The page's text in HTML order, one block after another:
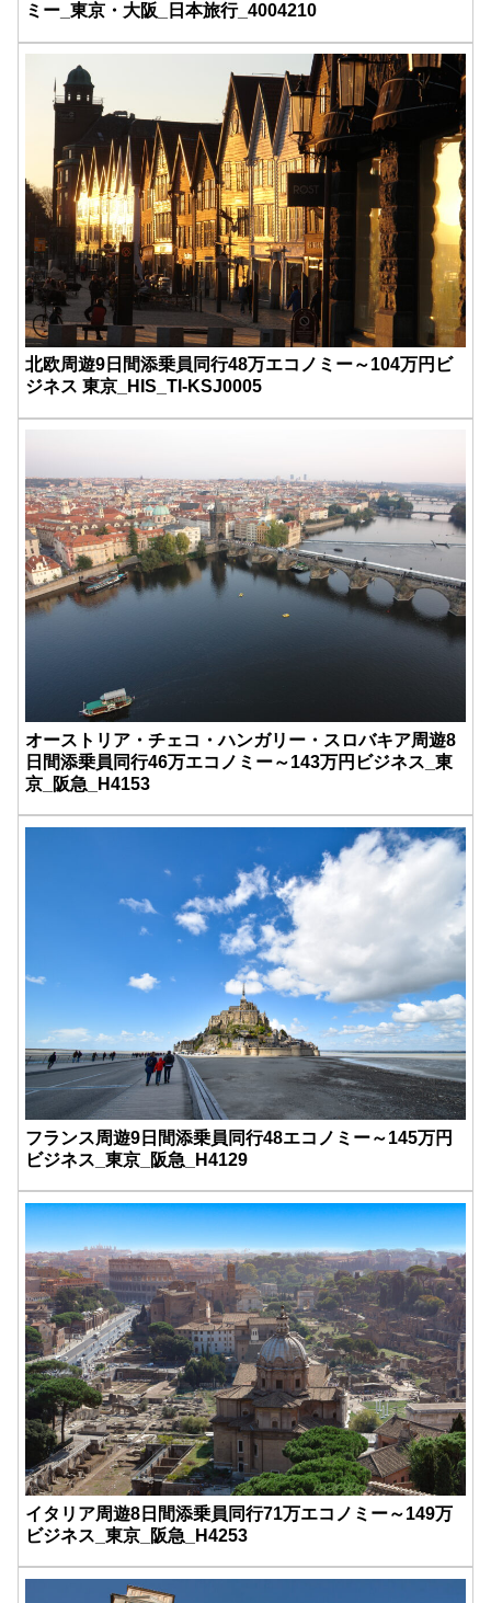
ミー_東京・大阪_日本旅行_4004210
北欧周遊9日間添乗員同行48万エコノミー～104万円ビ
ジネス 東京_HIS_TI-KSJ0005
オーストリア・チェコ・ハンガリー・スロバキア周遊8
日間添乗員同行46万エコノミー～143万円ビジネス_東
京_阪急_H4153
フランス周遊9日間添乗員同行48エコノミー～145万円
ビジネス_東京_阪急_H4129
イタリア周遊8日間添乗員同行71万エコノミー～149万
ビジネス_東京_阪急_H4253